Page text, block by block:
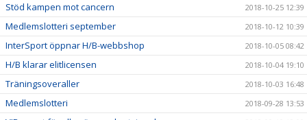
Stöd kampen mot cancern 2018-10-25 12:39
Medlemslotteri september 2018-10-12 10:39
InterSport öppnar H/B-webbshop 2018-10-05 08:42
H/B klarar elitlicensen 2018-10-04 19:10
Träningsoveraller 2018-10-03 16:48
Medlemslotteri 2018-09-28 13:53